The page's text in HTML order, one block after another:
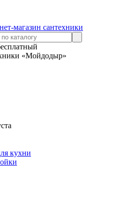
магазин сантехники
«Мойдодыр»
кухни